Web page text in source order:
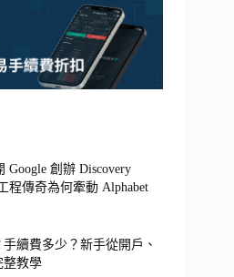
Google 創辦 Discovery
程傳奇為何牽動 Alphabet
續費多少？新手從開戶、
整教學